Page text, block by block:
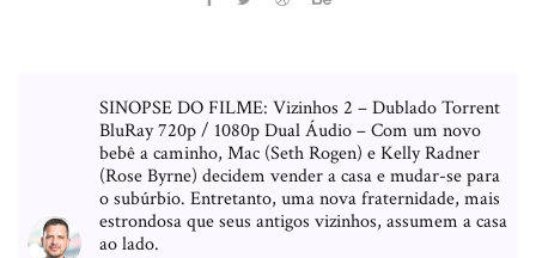
SINOPSE DO FILME: Vizinhos 2 – Dublado Torrent
BluRay 720p / 1080p Dual Áudio – Com um novo
bebê a caminho, Mac (Seth Rogen) e Kelly Radner
(Rose Byrne) decidem vender a casa e mudar-se para
o subúrbio. Entretanto, uma nova fraternidade, mais
estrondosa que seus antigos vizinhos, assumem a casa
ao lado.